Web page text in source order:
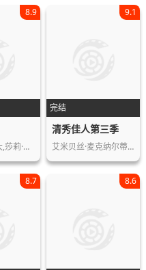
8.9
莎拉·亚历山大,莎莉·布雷顿,奥利弗·…
完结
9.1
清秀佳人第三季
艾米贝丝·麦克纳尔蒂,杰拉丁妮·詹姆…
8.7 8.6